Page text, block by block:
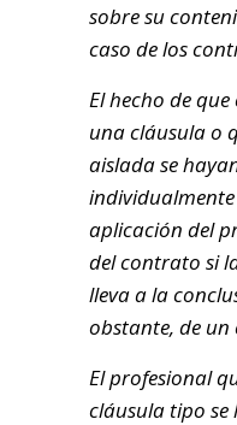
sobre su
caso de los
El hecho de
una cláusula o
aislada se
aplicación del
del contrato si
lleva a la
obstante, de
El profesional
cláusula tipo se